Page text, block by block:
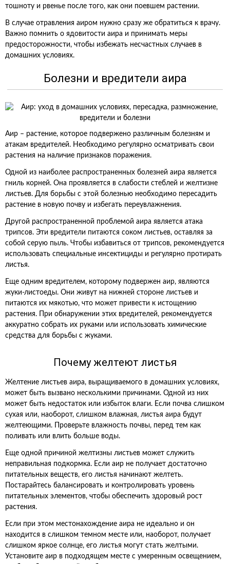
тошноту и рвенье после того, как они поевшем растении.
В случае отравления аиром нужно сразу же обратиться к врачу.
Важно помнить о ядовитости аира и принимать меры
предосторожности, чтобы избежать несчастных случаев в
домашних условиях.
Болезни и вредители аира
Аир – растение, которое подвержено различным болезням и
атакам вредителей. Необходимо регулярно осматривать свои
растения на наличие признаков поражения.
Одной из наиболее распространенных болезней аира является
гниль корней. Она проявляется в слабости стеблей и желтизне
листьев. Для борьбы с этой болезнью необходимо пересадить
растение в новую почву и избегать переувлажнения.
Другой распространенной проблемой аира является атака
трипсов. Эти вредители питаются соком листьев, оставляя за
собой серую пыль. Чтобы избавиться от трипсов, рекомендуется
использовать специальные инсектициды и регулярно протирать
листья.
Еще одним вредителем, которому подвержен аир, являются
жуки-листоеды. Они живут на нижней стороне листьев и
питаются их мякотью, что может привести к истощению
растения. При обнаружении этих вредителей, рекомендуется
аккуратно собрать их руками или использовать химические
средства для борьбы с жуками.
Почему желтеют листья
Желтение листьев аира, выращиваемого в домашних условиях,
может быть вызвано несколькими причинами. Одной из них
может быть недостаток или избыток влаги. Если почва слишком
сухая или, наоборот, слишком влажная, листья аира будут
желтеющими. Проверьте влажность почвы, перед тем как
поливать или влить больше воды.
Еще одной причиной желтизны листьев может служить
неправильная подкормка. Если аир не получает достаточно
питательных веществ, его листья начинают желтеть.
Постарайтесь балансировать и контролировать уровень
питательных элементов, чтобы обеспечить здоровый рост
растения.
Если при этом местонахождение аира не идеально и он
находится в слишком темном месте или, наоборот, получает
слишком яркое солнце, его листья могут стать желтыми.
Установите аир в подходящем месте с умеренным освещением,